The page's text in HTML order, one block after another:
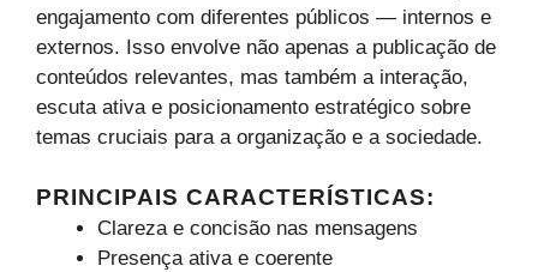
engajamento com diferentes públicos — internos e
externos. Isso envolve não apenas a publicação de
conteúdos relevantes, mas também a interação,
escuta ativa e posicionamento estratégico sobre
temas cruciais para a organização e a sociedade.
PRINCIPAIS CARACTERÍSTICAS:
Clareza e concisão nas mensagens
Presença ativa e coerente